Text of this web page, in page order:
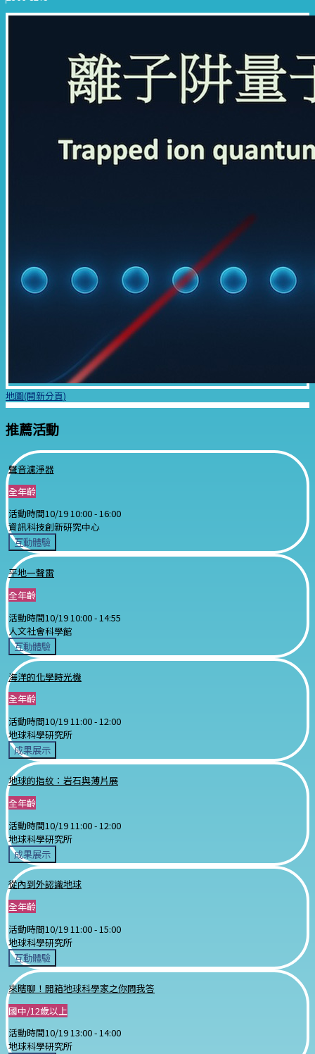
地圖(開新分頁)
推薦活動
聲音濾淨器
全年齡
活動時間10/19 10:00 -16:00
資訊科技創新研究中心
互動體驗
平地一聲雷
全年齡
活動時間10/19 10:00 -14:55
人文社會科學館
互動體驗
海洋的化學時光機
全年齡
活動時間10/19 11:00 -12:00
地球科學研究所
成果展示
地球的指紋：岩石與薄片展
全年齡
活動時間10/19 11:00 - 12:00
地球科學研究所
成果展示
從內到外認識地球
全年齡
活動時間10/19 11:00 -15:00
地球科學研究所
互動體驗
來瞎聊！開箱地球科學家之你問我答
國中/12歲以上
活動時間10/19 13:00 -14:00
地球科學研究所